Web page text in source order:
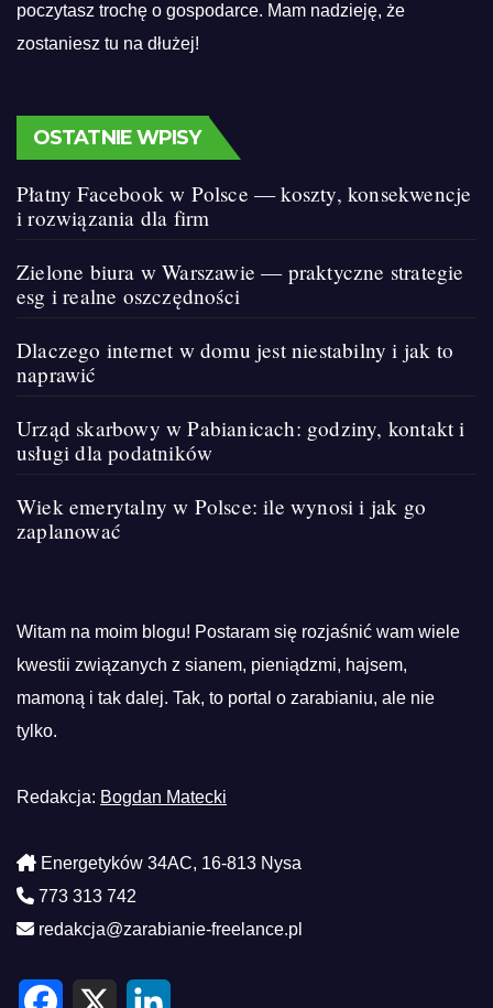
poczytasz trochę o gospodarce. Mam nadzieję, że
zostaniesz tu na dłużej!
OSTATNIE WPISY
Płatny Facebook w Polsce — koszty, konsekwencje
i rozwiązania dla firm
Zielone biura w Warszawie — praktyczne strategie
esg i realne oszczędności
Dlaczego internet w domu jest niestabilny i jak to
naprawić
Urząd skarbowy w Pabianicach: godziny, kontakt i
usługi dla podatników
Wiek emerytalny w Polsce: ile wynosi i jak go
zaplanować
Witam na moim blogu! Postaram się rozjaśnić wam wiele
kwestii związanych z sianem, pieniądzmi, hajsem,
mamoną i tak dalej. Tak, to portal o zarabianiu, ale nie
tylko.
Redakcja: Bogdan Matecki
Energetyków 34AC, 16-813 Nysa
773 313 742
redakcja@zarabianie-freelance.pl
F
X